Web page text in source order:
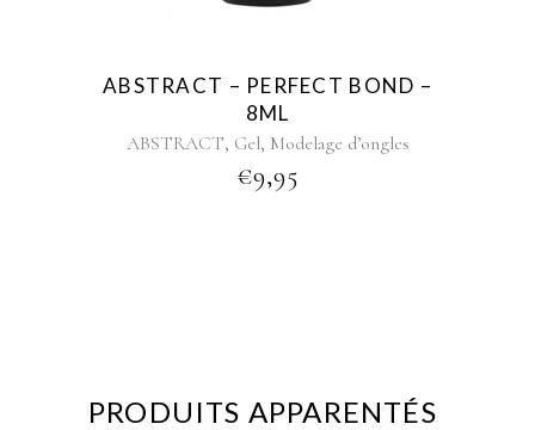
ABSTRACT – PERFECT BOND –
8ML
ABSTRACT, Gel, Modelage d’ongles
€9,95
PRODUITS APPARENTÉS